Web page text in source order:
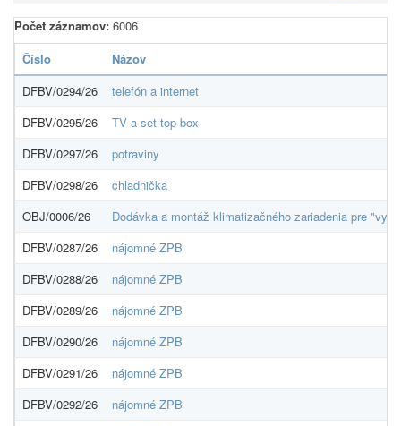
Počet záznamov: 6006
Číslo
Názov
DFBV/0294/26
telefón a internet
DFBV/0295/26
TV a set top box
DFBV/0297/26
potraviny
DFBV/0298/26
chladnička
OBJ/0006/26
Dodávka a montáž klimatizačného zariadenia pre
DFBV/0287/26
nájomné ZPB
DFBV/0288/26
nájomné ZPB
DFBV/0289/26
nájomné ZPB
DFBV/0290/26
nájomné ZPB
DFBV/0291/26
nájomné ZPB
DFBV/0292/26
nájomné ZPB